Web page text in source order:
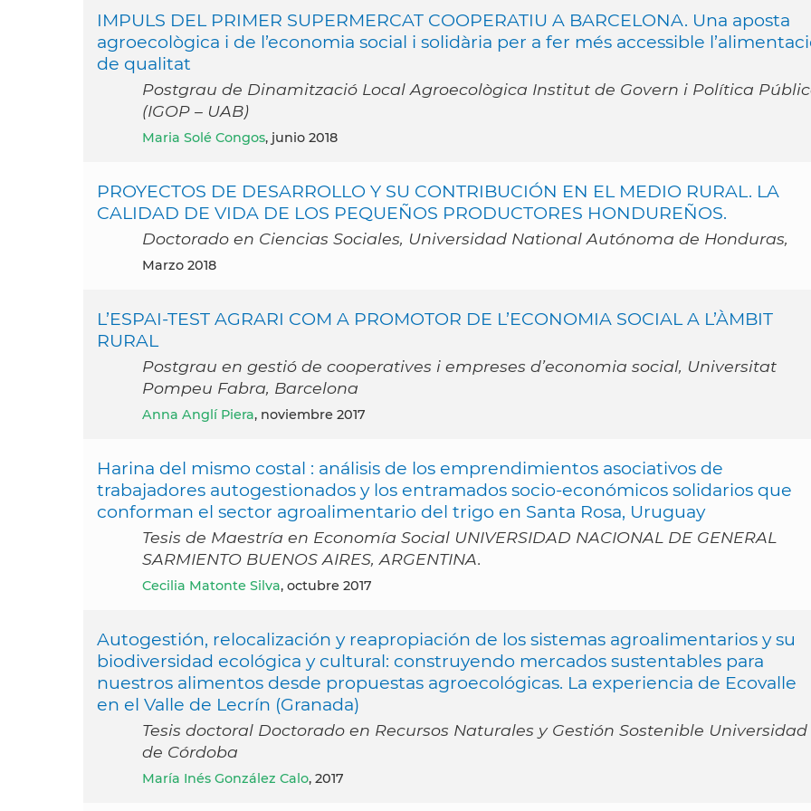
IMPULS DEL PRIMER SUPERMERCAT COOPERATIU A BARCELONA. Una aposta
agroecològica i de l’economia social i solidària per a fer més accessible
de qualitat
Postgrau de Dinamització Local Agroecològica Institut de Govern i Política
(IGOP – UAB)
Maria Solé Congos, junio 2018
PROYECTOS DE DESARROLLO Y SU CONTRIBUCIÓN EN EL MEDIO RURAL. LA
CALIDAD DE VIDA DE LOS PEQUEÑOS PRODUCTORES HONDUREÑOS.
Doctorado en Ciencias Sociales, Universidad National Autónoma de Honduras,
marzo 2018
L’ESPAI-TEST AGRARI COM A PROMOTOR DE L’ECONOMIA SOCIAL A L’ÀMBIT
RURAL
Postgrau en gestió de cooperatives i empreses d’economia social, Universitat
Pompeu Fabra, Barcelona
Anna Anglí Piera, noviembre 2017
Harina del mismo costal : análisis de los emprendimientos asociativos de
trabajadores autogestionados y los entramados socio-económicos solidarios que
conforman el sector agroalimentario del trigo en Santa Rosa, Uruguay
Tesis de Maestría en Economía Social UNIVERSIDAD NACIONAL DE GENERAL
SARMIENTO BUENOS AIRES, ARGENTINA.
Cecilia Matonte Silva, octubre 2017
Autogestión, relocalización y reapropiación de los sistemas agroalimentarios y su
biodiversidad ecológica y cultural: construyendo mercados sustentables para
nuestros alimentos desde propuestas agroecológicas. La experiencia de Ecovalle
en el Valle de Lecrín (Granada)
Tesis doctoral Doctorado en Recursos Naturales y Gestión Sostenible Universidad
de Córdoba
María Inés González Calo, 2017